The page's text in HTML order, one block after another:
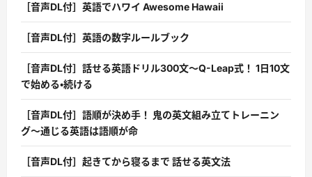
［音声DL付］英語でハワイ Awesome Hawaii
［音声DL付］英語の数字ルールブック
［音声DL付］話せる英語ドリル300文〜Q-Leap式！ 1日10文
で始める・続ける
［音声DL付］語順が決め手！ 鬼の英文組み立てトレーニン
グ〜通じる英語は語順が命
［音声DL付］起きてから寝るまで 話せる英文法